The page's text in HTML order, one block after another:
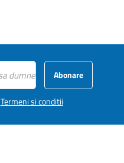
Abonare
Termeni si conditii